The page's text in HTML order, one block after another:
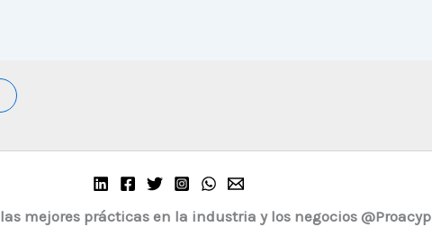
mejores prácticas en la industria y los negocios @Proacyp